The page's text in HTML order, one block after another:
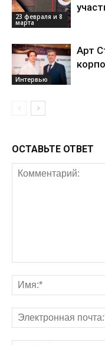
23 февраля и 8
марта
Интервью
Арт
ОСТАВЬТЕ ОТВЕТ